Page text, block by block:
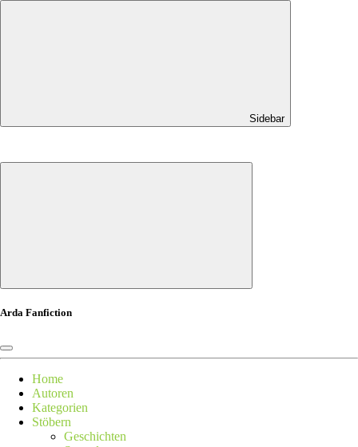
Sidebar
Arda Fanfiction
Home
Autoren
Kategorien
Stöbern
Geschichten